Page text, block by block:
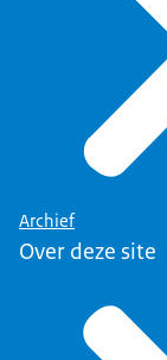
Archief
Over deze site